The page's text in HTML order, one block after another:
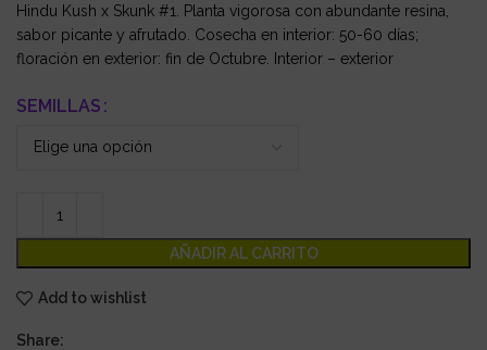
Hindu Kush x Skunk #1. Planta vigorosa con abundante resina,
sabor picante y afrutado. Cosecha en interior: 50-60 días;
floración en exterior: fin de Octubre. Interior – exterior
SEMILLAS
AÑADIR AL CARRITO
Add to wishlist
Share: